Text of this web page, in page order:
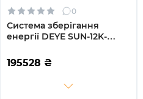
0
Система зберігання
енергії DEYE SUN-12K-
LFP 12kW 15.36kWh 3BAT
LiFePO4 6500 циклів
195528 ₴